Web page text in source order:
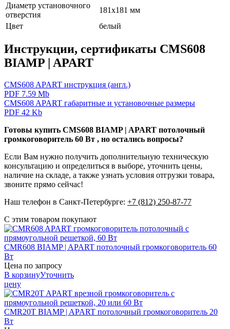
Диаметр установочного
отверстия
181х181 мм
Цвет
белый
Инструкции, сертификаты CMS608
BIAMP | APART
CMS608 APART инструкция (англ.)
PDF 7.59 Mb
CMS608 APART габаритные и установочные размеры
PDF 42 Kb
Готовы купить CMS608 BIAMP | APART потолочный
громкоговоритель 60 Вт , но остались вопросы?
Если Вам нужно получить дополнительную техническую
консультацию и определиться в выборе, уточнить цены,
наличие на складе, а также узнать условия отгрузки товара,
звоните прямо сейчас!
Наш телефон в Санкт-Петербурге: +7 (812) 250-87-77
С этим товаром покупают
CMR608 BIAMP | APART потолочный громкоговоритель 60
Вт
Цена по запросу
В корзинуУточнить
цену
CMR20T BIAMP | APART потолочный громкоговоритель 20
Вт